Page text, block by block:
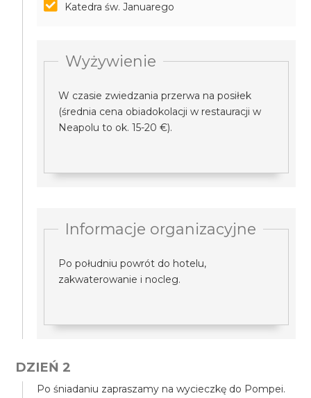
Katedra św. Januarego
Wyżywienie
W czasie zwiedzania przerwa na posiłek
(średnia cena obiadokolacji w restauracji w
Neapolu to ok. 15-20 €).
Informacje organizacyjne
Po południu powrót do hotelu,
zakwaterowanie i nocleg.
DZIEŃ 2
Po śniadaniu zapraszamy na wycieczkę do Pompei.